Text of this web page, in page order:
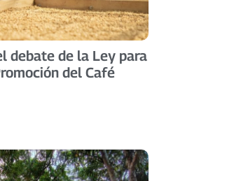
debate de la Ley para
del Café